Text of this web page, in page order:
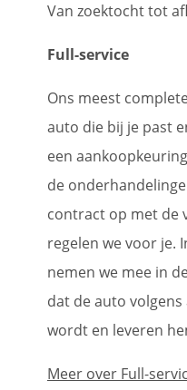
Van zoektocht tot
Full-service
Ons meest
auto die bij je past
een
de
contract op met de
regelen we voor je.
nemen we mee in
dat de auto
wordt en leveren
Meer over Full-